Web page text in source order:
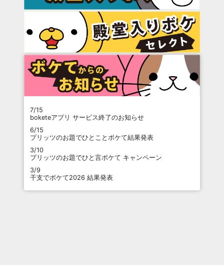
7/15
boketeアプリ サービス終了のお知らせ
6/15
プリッツのお題でひとことボケて結果発表
3/10
プリッツのお題でひと言ボケて キャンペーン
3/9
干支でボケて2026 結果発表